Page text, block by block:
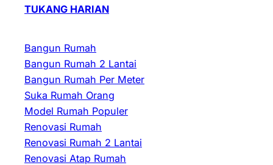
TUKANG HARIAN
Bangun Rumah
Bangun Rumah 2 Lantai
Bangun Rumah Per Meter
Suka Rumah Orang
Model Rumah Populer
Renovasi Rumah
Renovasi Rumah 2 Lantai
Renovasi Atap Rumah